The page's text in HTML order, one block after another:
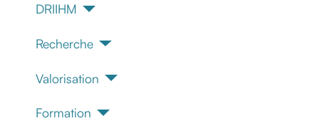
DRIIHM
Recherche
Valorisation
Formation